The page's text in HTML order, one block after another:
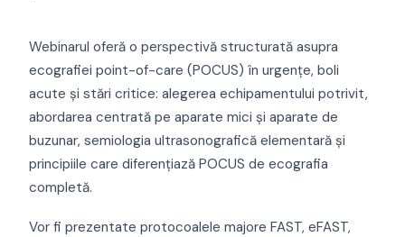
Webinarul oferă o perspectivă structurată asupra
ecografiei point-of-care (POCUS) în urgențe, boli
acute și stări critice: alegerea echipamentului potrivit,
abordarea centrată pe aparate mici și aparate de
buzunar, semiologia ultrasonografică elementară și
principiile care diferențiază POCUS de ecografia
completă.
Vor fi prezentate protocoalele majore FAST, eFAST,